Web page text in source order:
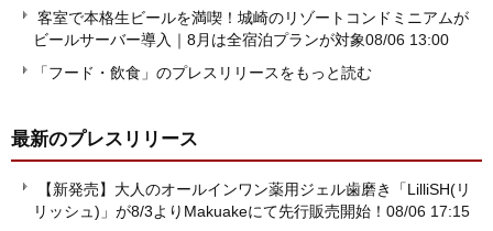
客室で本格生ビールを満喫！城崎のリゾートコンドミニアムが
ビールサーバー導入｜8月は全宿泊プランが対象08/06 13:00
「フード・飲食」のプレスリリースをもっと読む
最新のプレスリリース
【新発売】大人のオールインワン薬用ジェル歯磨き「LilliSH(リ
リッシュ)」が8/3よりMakuakeにて先行販売開始！ 08/06 17:15